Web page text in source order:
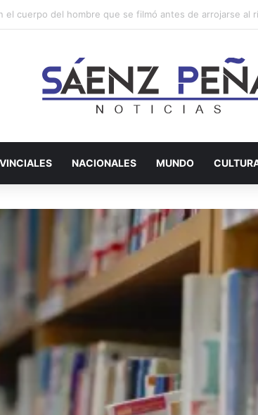
de Tierras, el Senado debate desalojos, manejo del
NACIONALES MUNDO